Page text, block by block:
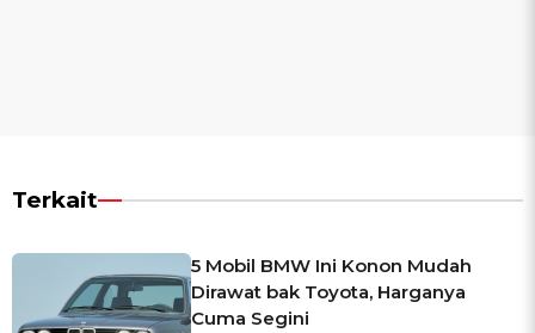
Terkait
5 Mobil BMW Ini Konon Mudah
Dirawat bak Toyota, Harganya
Cuma Segini